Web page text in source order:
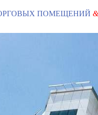
ПОМЕЩЕНИЙ